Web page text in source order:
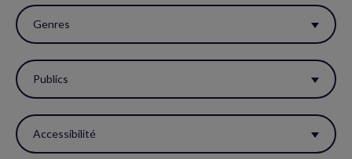
la
page.
Genres
Publics
Accessibilité